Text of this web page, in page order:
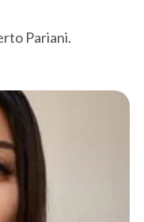
Pariani.